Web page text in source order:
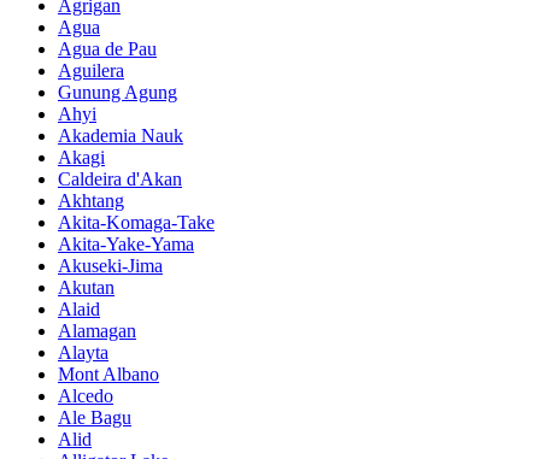
Agrigan
Agua
Agua de Pau
Aguilera
Gunung Agung
Ahyi
Akademia Nauk
Akagi
Caldeira d'Akan
Akhtang
Akita-Komaga-Take
Akita-Yake-Yama
Akuseki-Jima
Akutan
Alaid
Alamagan
Alayta
Mont Albano
Alcedo
Ale Bagu
Alid